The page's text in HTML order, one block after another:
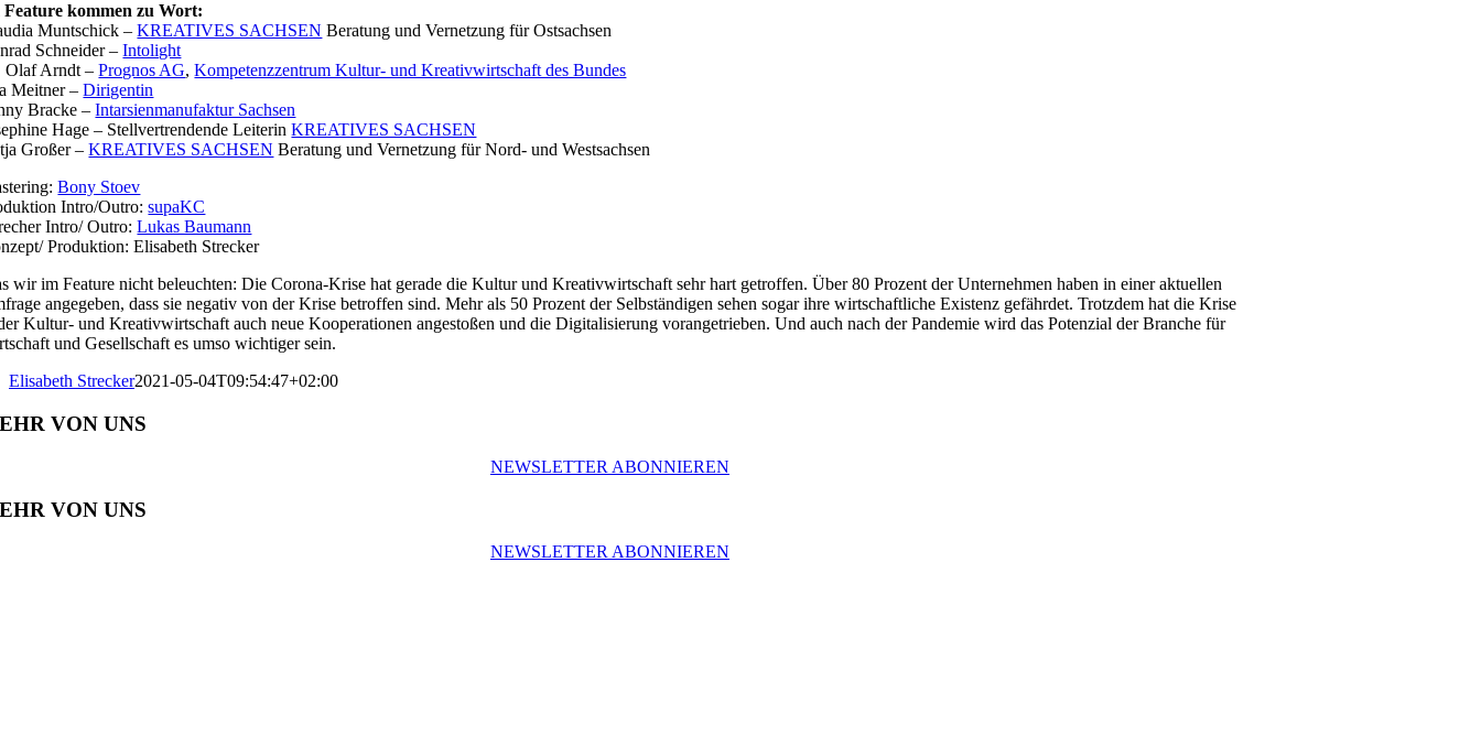
Feature kommen zu Wort:
Muntschick –KREATIVES SACHSEN Beratung und Vernetzung für Ostsachsen
Schneider –Intolight
Olaf Arndt –Prognos AG,Kompetenzzentrum Kultur- und Kreativwirtschaft des Bundes
Meitner –Dirigentin
Bracke –Intarsienmanufaktur Sachsen
Hage – Stellvertrendende LeiterinKREATIVES SACHSEN
Großer –KREATIVES SACHSEN Beratung und Vernetzung für Nord- und Westsachsen
Bony Stoev
Intro/Outro:supaKC
Intro/ Outro:Lukas Baumann
Produktion: Elisabeth Strecker
wir im Feature nicht beleuchten: Die Corona-Krise hat gerade die Kultur und Kreativwirtschaft sehr hart getroffen. Über 80 Prozent der Unternehmen haben in einer aktuellen
angegeben, dass sie negativ von der Krise betroffen sind. Mehr als 50 Prozent der Selbständigen sehen sogar ihre wirtschaftliche Existenz gefährdet. Trotzdem hat die Krise
Kultur- und Kreativwirtschaft auch neue Kooperationen angestoßen und die Digitalisierung vorangetrieben. Und auch nach der Pandemie wird das Potenzial der Branche für
und Gesellschaft es umso wichtiger sein.
Elisabeth Strecker2021-05-04T09:54:47+02:00
VON UNS
NEWSLETTER ABONNIEREN
VON UNS
NEWSLETTER ABONNIEREN